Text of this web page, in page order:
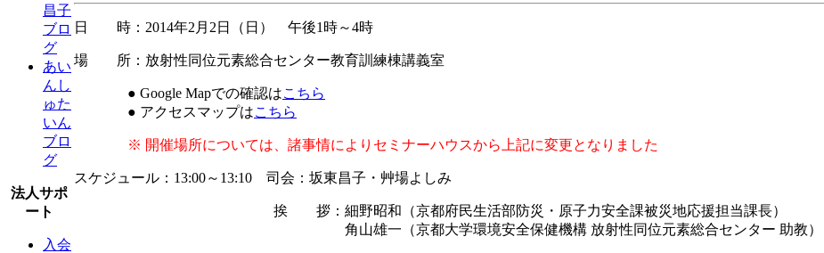
昌子
ブロ
グ
あい
んし
ゅた
いん
ブロ
グ
法人サポ
ート
入会
日 時：2014年2月2日（日） 午後1時～4時
場 所：放射性同位元素総合センター教育訓練棟講義室
● Google Mapでの確認はこちら
● アクセスマップはこちら
※ 開催場所については、諸事情によりセミナーハウスから上記に変更となりました
スケジュール：13:00～13:10 司会：坂東昌子・艸場よしみ
挨 拶：細野昭和（京都府民生活部防災・原子力安全課被災地応援担当課長）
角山雄一（京都大学環境安全保健機構 放射性同位元素総合センター 助教）